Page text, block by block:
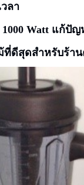
ลา
1000 Watt แก้ปั
ที่ดีสุดสำหรับร้า